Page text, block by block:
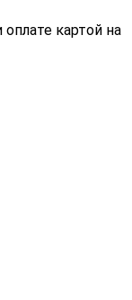
картой на